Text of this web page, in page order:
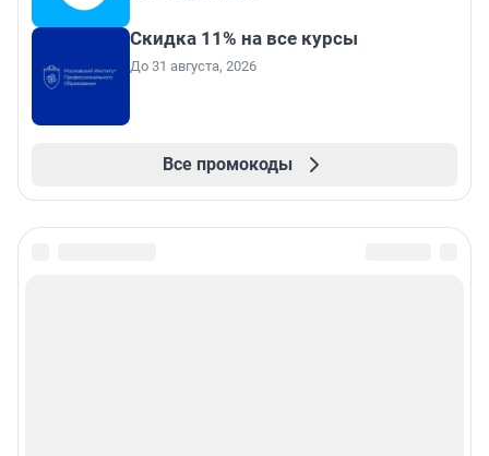
Скидка 11% на все курсы
До 31 августа, 2026
Все промокоды